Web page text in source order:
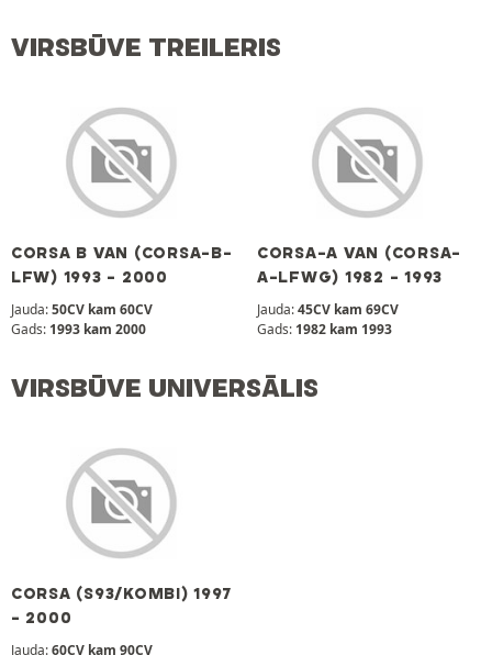
VIRSBŪVE TREILERIS
CORSA B VAN (CORSA-B-
LFW) 1993 - 2000
Jauda:50CV kam 60CV
Gads: 1993 kam 2000
CORSA-A VAN (CORSA-
A-LFWG) 1982 - 1993
Jauda:45CV kam 69CV
Gads: 1982 kam 1993
VIRSBŪVE UNIVERSĀLIS
CORSA (S93/KOMBI) 1997
- 2000
Jauda:60CV kam 90CV